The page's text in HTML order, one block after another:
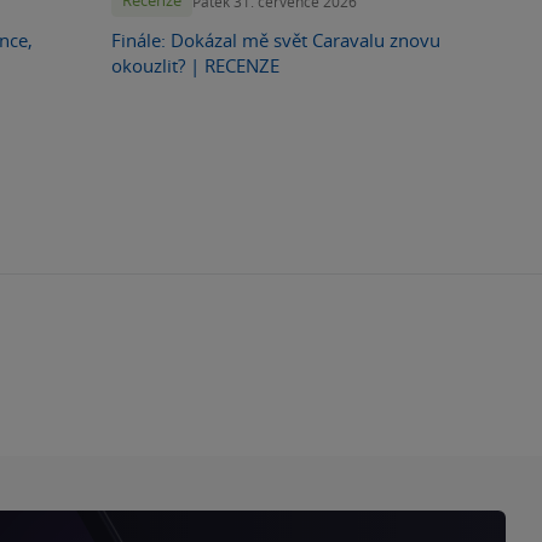
Finále: Dokázal mě svět Caravalu znovu
okouzlit? | RECENZE